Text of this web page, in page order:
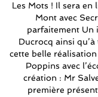
Les Mots ! Il sera
Mont avec
parfaitement Un
Ducrocq ainsi
cette belle réalisation
Poppins avec
création : Mr
première